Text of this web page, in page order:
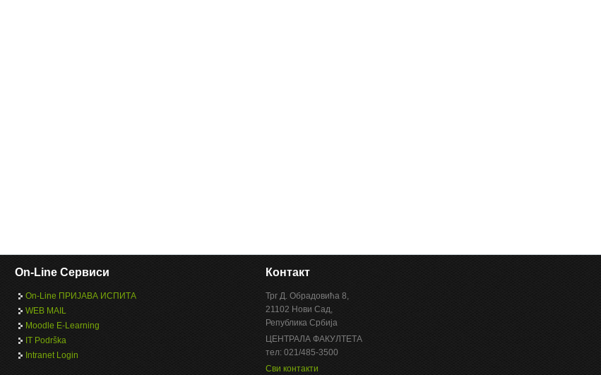
On-Line Сервиси
On-Line ПРИЈАВА ИСПИТА
WEB MAIL
Moodle E-Learning
IT Podrška
Intranet Login
Контакт
Трг Д. Обрадовића 8,
21102 Нови Сад,
Република Србија
ЦЕНТРАЛА ФАКУЛТЕТА
тел: 021/485-3500
Сви контакти